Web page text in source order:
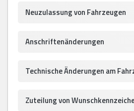
Neuzulassung von Fahrzeugen
Anschriftenänderungen
Technische Änderungen am
Zuteilung von